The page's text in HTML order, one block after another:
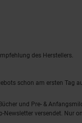
des Herstellers.
schon am ersten Tag
und Pre- &
versendet. Nur